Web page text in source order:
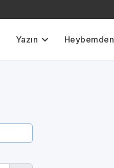
Yazın Heybemden